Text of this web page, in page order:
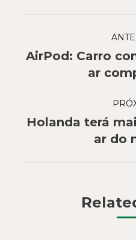
de
AirPod: Carro
ar
Holanda terá
ar do